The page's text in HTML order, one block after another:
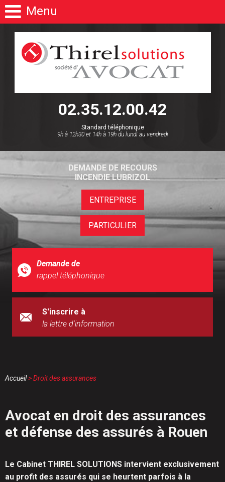
Menu
02.35.12.00.42
Standard téléphonique
9h à 12h30 et 14h à 19h du lundi au vendredi
Demande de
rappel téléphonique
S'inscrire à
la lettre d'information
DEMANDE DE RECOURS
INCENDIE LUBRIZOL
ENTREPRISE
PARTICULIER
Accueil> Droit des assurances
Avocat en droit des assurances
et défense des assurés à Rouen
Le Cabinet THIREL SOLUTIONS intervient exclusivement
au profit des assurés qui se heurtent parfois à la